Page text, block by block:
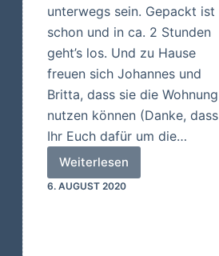
unterwegs sein. Gepackt ist
schon und in ca. 2 Stunden
geht’s los. Und zu Hause
freuen sich Johannes und
Britta, dass sie die Wohnung
nutzen können (Danke, dass
Ihr Euch dafür um die…
Weiterlesen
Urlaub!!!
6. AUGUST 2020